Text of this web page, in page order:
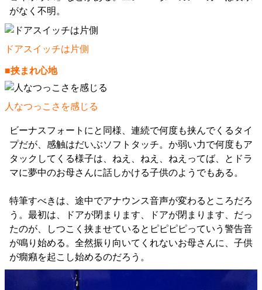
がなく不明。
ドアスイッチは片側
■挟まれ心地
人なつっこさを感じる
ビーナスフォートにと同様、連続で何度も挟んでくるタイ
プだが、感触はだいぶソフトタッチ。か弱い力で何度もア
タックしてくる様子は、ねえ、ねえ、ねえってば、とドラ
マに夢中のお母さんに話しかける子供のようでもある。
特筆すべきは、途中でアナウンス音声が変わるところだろ
う。最初は、ドアが閉まります、ドアが閉まります、だっ
たのが、しつこく挟ませているとピピピピっていう警告音
が鳴り始める。全然振り向いてくれないお母さんに、子供
が癇癪を起こし始めるのだろう。